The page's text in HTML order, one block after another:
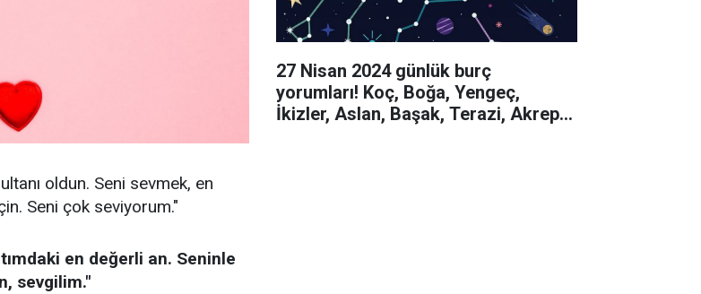
oldun. Seni sevmek, en
Seni çok seviyorum."
en değerli an. Seninle
sevgilim."
27 Nisan 2024 günlük burç
yorumları! Koç, Boğa, Yengeç,
İkizler, Aslan, Başak, Terazi, Akrep,